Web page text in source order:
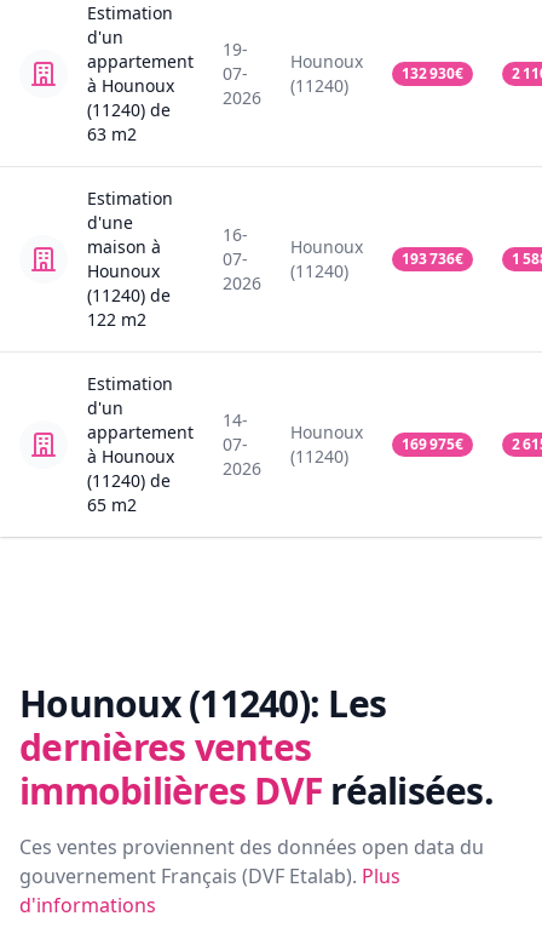
Estimation
d'un
appartement
à Hounoux
(11240) de
63 m2
19-
07-
2026
Hounoux
(11240)
132 930€ 2
Estimation
d'une
maison à
Hounoux
(11240) de
122 m2
16-
07-
2026
Hounoux
(11240)
193 736€ 1
Estimation
d'un
appartement
à Hounoux
(11240) de
65 m2
14-
07-
2026
Hounoux
(11240)
169 975€ 2
Hounoux (11240): Les
dernières ventes
immobilières DVF réalisées.
Ces ventes proviennent des données open data du
gouvernement Français (DVF Etalab). Plus
d'informations